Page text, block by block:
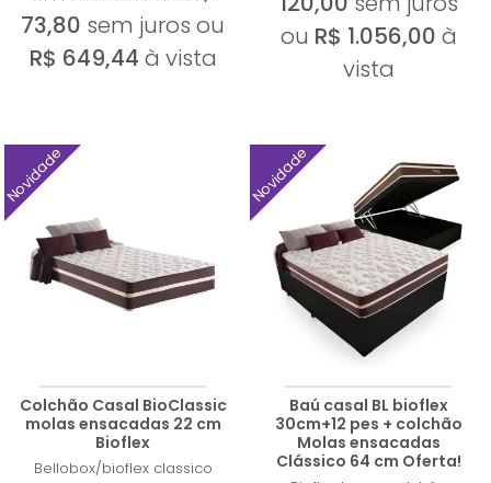
73,80 sem juros ou
R$ 649,44 à vista
ou R$ 1.056,00 à
vista
Novidade
Colchão Casal BioClassic
molas ensacadas 22 cm
Bioflex
Bellobox/bioflex classico
Novidade
Baú casal BL bioflex
30cm+12 pes + colchão
Molas ensacadas
Clássico 64 cm Oferta!